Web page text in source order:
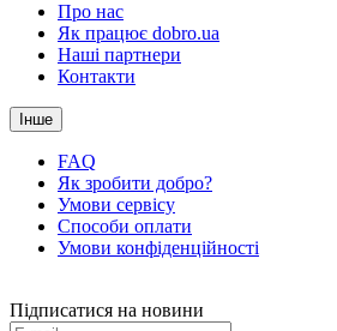
Про нас
Як працює dobro.ua
Наші партнери
Контакти
Інше
FAQ
Як зробити добро?
Умови сервісу
Способи оплати
Умови конфіденційності
Підписатися на новини